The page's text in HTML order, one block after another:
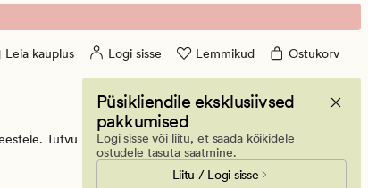
Leia kauplus Logi sisse Lemmikud Ostukorv
Püsikliendile eksklusiivsed
pakkumised
Logi sisse või liitu, et saada kõikidele
ostudele tasuta saatmine.
Liitu / Logi sisse
Tutvu pakutavaga ning telli oma lemmikud või külasta